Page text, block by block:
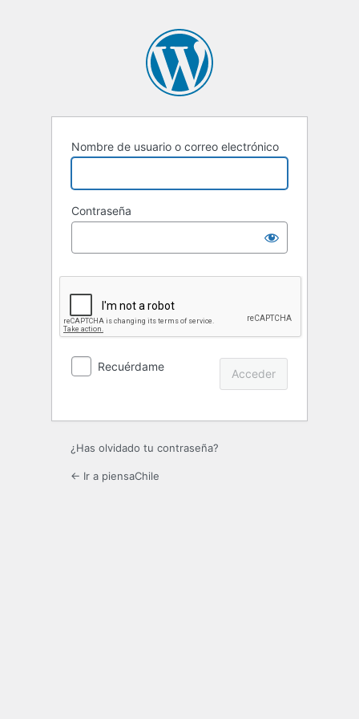
Nombre de usuario o correo electrónico
Contraseña
Recuérdame
¿Has olvidado tu contraseña?
← Ir a piensaChile